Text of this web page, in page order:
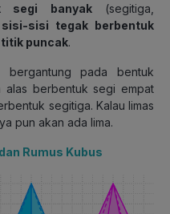
segi banyak(segitiga,
sisi-sisi tegak berbentuk
puncak.
pada bentuk
alas berbentuk segi empat
segitiga. Kalau limas
pun akan ada lima.
Rumus Kubus